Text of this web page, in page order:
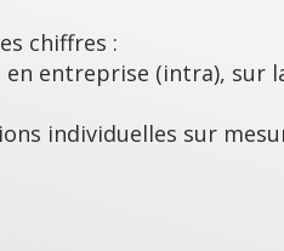
chiffres :
entreprise (intra), sur
individuelles sur